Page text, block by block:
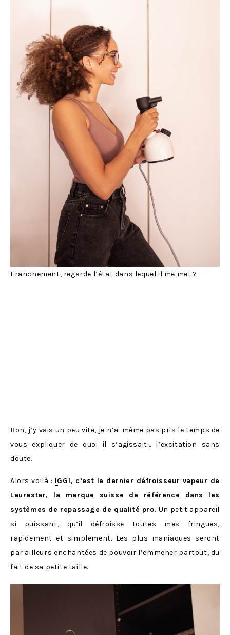
Franchement, regarde l’état dans lequel il me met ?
Bon, j’y vais un peu vite, je n’ai même pas pris le temps de
vous expliquer de quoi il s’agissait… l’excitation sans
doute.
Alors voilà : IGGI, c’est le dernier défroisseur vapeur de
Laurastar, la marque suisse de référence dans les
systèmes de repassage de qualité pro. Un petit appareil
si puissant, qu’il défroisse toutes mes fringues,
rapidement et simplement. Les plus maniaques seront
par ailleurs enchantées de pouvoir l’emmener partout, du
fait de sa petite taille.